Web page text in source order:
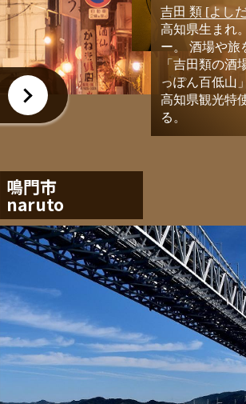
吉田 類 [よし
高知県生まれ
ー。 酒場や旅
「吉田類の酒
っぽん百低山
高知県観光特
る。
鳴門市
naruto